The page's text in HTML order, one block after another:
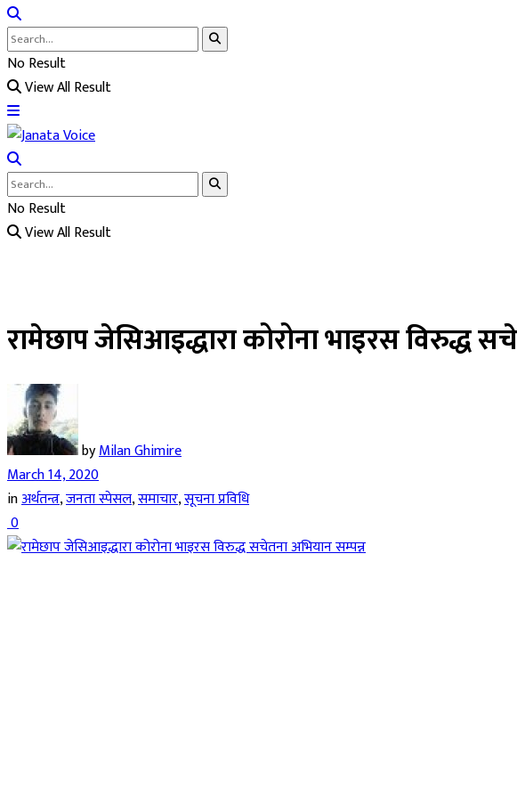
No Result
View All Result
No Result
View All Result
रामेछाप जेसिआइद्धारा कोरोना भाइरस विरुद्ध
byMilan Ghimire
March 14, 2020
inअर्थतन्त्र,जनता स्पेसल,समाचार,सूचना प्रविधि
0